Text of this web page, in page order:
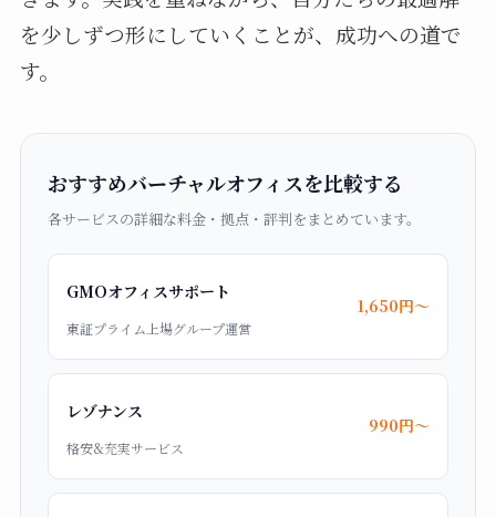
を少しずつ形にしていくことが、成功への道で
す。
おすすめバーチャルオフィスを比較する
各サービスの詳細な料金・拠点・評判をまとめています。
GMOオフィスサポート
東証プライム上場グループ運営
1,650円〜
レゾナンス
格安&充実サービス
990円〜